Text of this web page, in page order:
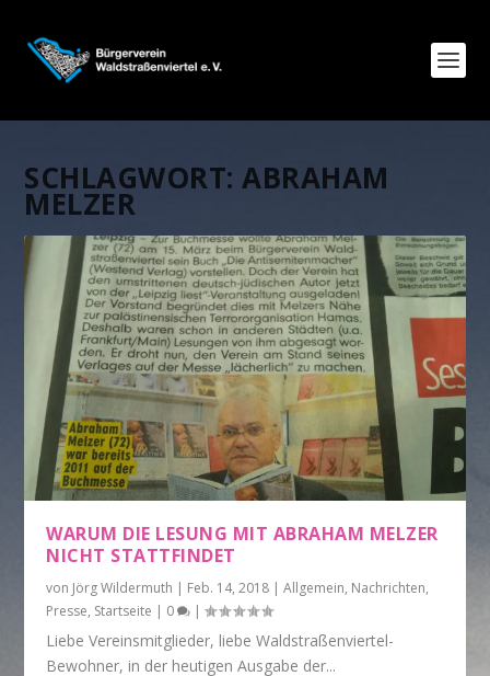
SCHLAGWORT:ABRAHAM
MELZER
WARUM DIE LESUNG MIT ABRAHAM MELZER
NICHT STATTFINDET
von Jörg Wildermuth | Feb. 14, 2018 |Allgemein, Nachrichten,
Presse, Startseite | 0 |
Liebe Vereinsmitglieder, liebe Waldstraßenviertel-
Bewohner, in der heutigen Ausgabe der...